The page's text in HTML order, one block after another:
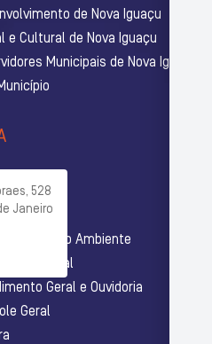
de Nova Iguaçu
e Cultural de Nova Iguaçu
Municipais de Nova Iguaçu
528
Janeiro
e Meio Ambiente
Social
Geral e Ouvidoria
Geral